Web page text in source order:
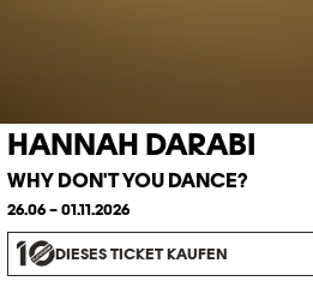
HANNAH DARABI
WHY DON'T YOU DANCE?
26.06 – 01.11.2026
DIESES TICKET KAUFEN